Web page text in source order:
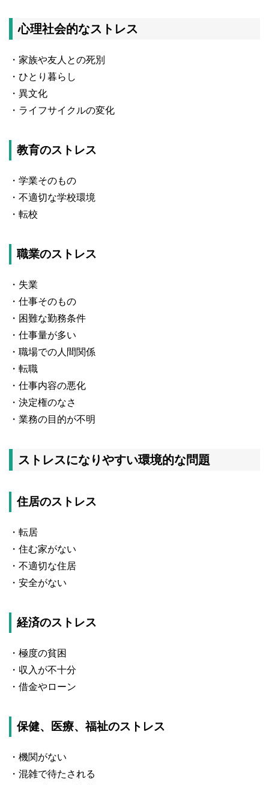
心理社会的なストレス
・家族や友人との死別
・ひとり暮らし
・異文化
・ライフサイクルの変化
教育のストレス
・学業そのもの
・不適切な学校環境
・転校
職業のストレス
・失業
・仕事そのもの
・困難な勤務条件
・仕事量が多い
・職場での人間関係
・転職
・仕事内容の悪化
・決定権のなさ
・業務の目的が不明
ストレスになりやすい環境的な問題
住居のストレス
・転居
・住む家がない
・不適切な住居
・安全がない
経済のストレス
・極度の貧困
・収入が不十分
・借金やローン
保健、医療、福祉のストレス
・機関がない
・混雑で待たされる